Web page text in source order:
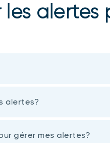
alertes
alertes?
gérer mes alertes?